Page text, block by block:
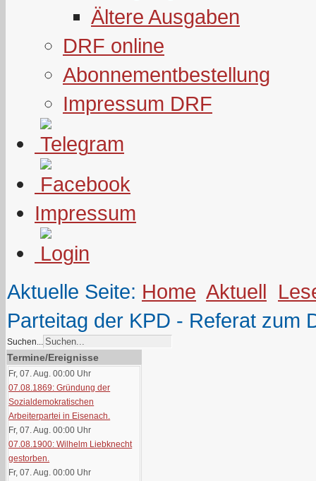
Ältere Ausgaben
DRF online
Abonnementbestellung
Impressum DRF
Impressum
Aktuelle Seite: Home Aktuell
Parteitag der KPD - Referat zum
Suchen...
Termine/Ereignisse
Fr, 07. Aug. 00:00 Uhr
07.08.1869: Gründung der
Sozialdemokratischen
Arbeiterpartei in Eisenach.
Fr, 07. Aug. 00:00 Uhr
07.08.1900: Wilhelm Liebknecht
gestorben.
Fr, 07. Aug. 00:00 Uhr